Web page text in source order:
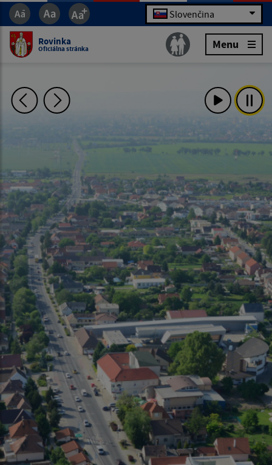
Slovenčina
Rovinka
Oficiálna stránka Menu